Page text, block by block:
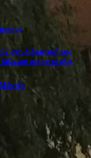
στη διδακτική της
συμμετοχής)